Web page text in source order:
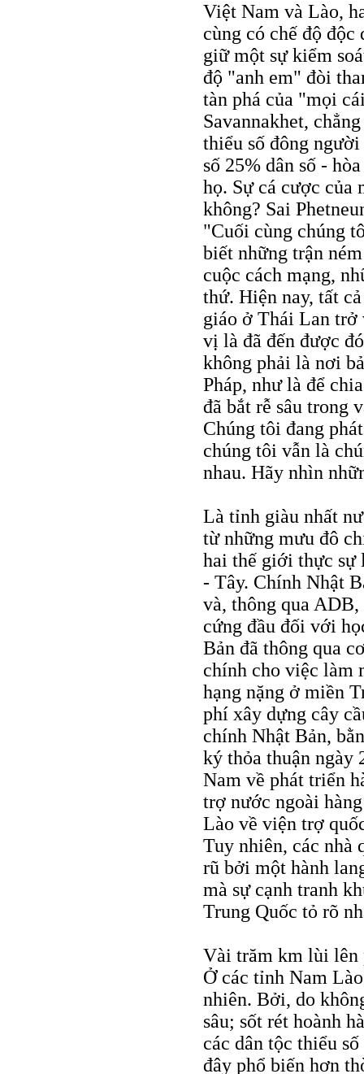
Việt Nam và Lào,
cùng có chế độ
giữ một sự kiểm
độ "anh em" đòi
tàn phá của "mọi
Savannakhet,
thiểu số đông
số 25% dân số -
họ. Sự cá cược của
không? Sai
"Cuối cùng chúng
biết những trận
cuộc cách mạng,
thứ. Hiện nay, tất
giáo ở Thái Lan trở
vị là đã đến được
không phải là nơi
Pháp, như là để
đã bắt rễ sâu trong
Chúng tôi đang
chúng tôi vẫn là
nhau. Hãy nhìn
Là tỉnh giàu nhất
từ những mưu đô
hai thế giới thực sự
- Tây. Chính Nhật
và, thông qua
cứng đầu đối với
Bản đã thông qua
chính cho việc làm
hạng nặng ở miền
phí xây dựng cây
chính Nhật Bản,
ký thỏa thuận ngày
Nam về phát triển
trợ nước ngoài
Lào về viện trợ
Tuy nhiên, các nhà
rũ bởi một hành
mà sự cạnh tranh
Trung Quốc tỏ rõ
Vài trăm km lùi lên
Ở các tỉnh Nam
nhiên. Bởi, do
sâu; sốt rét hoành
các dân tộc thiểu
đây phổ biến hơn